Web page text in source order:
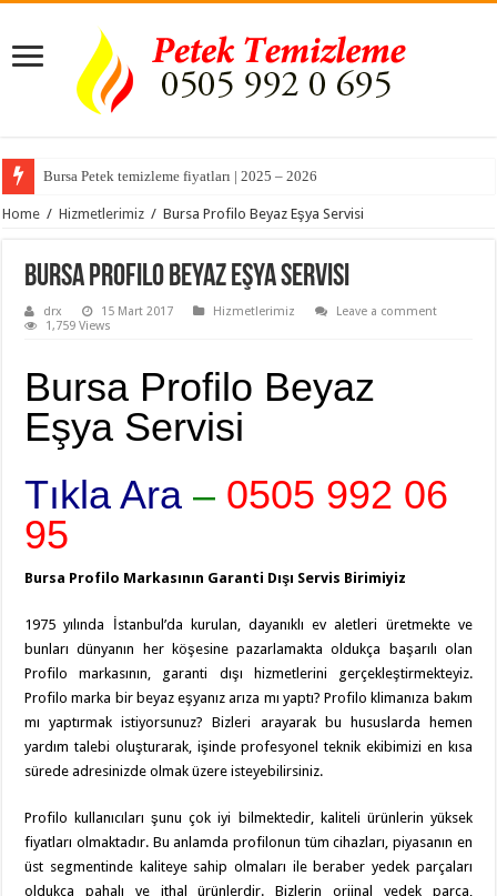
Bursa Petek temizleme fiyatları | 2025 – 2026
Home / Hizmetlerimiz / Bursa Profilo Beyaz Eşya Servisi
Bursa Profilo Beyaz Eşya Servisi
drx 15 Mart 2017 Hizmetlerimiz
Leave a comment
1,759 Views
Bursa Profilo Beyaz
Eşya Servisi
Tıkla Ara – 0505 992 06
95
Bursa Profilo Markasının Garanti Dışı Servis Birimiyiz
1975 yılında İstanbul’da kurulan, dayanıklı ev aletleri üretmekte ve
bunları dünyanın her köşesine pazarlamakta oldukça başarılı olan
Profilo markasının, garanti dışı hizmetlerini gerçekleştirmekteyiz.
Profilo marka bir beyaz eşyanız arıza mı yaptı? Profilo klimanıza bakım
mı yaptırmak istiyorsunuz? Bizleri arayarak bu hususlarda hemen
yardım talebi oluşturarak, işinde profesyonel teknik ekibimizi en kısa
sürede adresinizde olmak üzere isteyebilirsiniz.
Profilo kullanıcıları şunu çok iyi bilmektedir, kaliteli ürünlerin yüksek
fiyatları olmaktadır. Bu anlamda profilonun tüm cihazları, piyasanın en
üst segmentinde kaliteye sahip olmaları ile beraber yedek parçaları
oldukça pahalı ve ithal ürünlerdir. Bizlerin orjinal yedek parça,